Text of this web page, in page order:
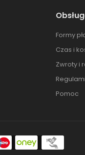
Formy
Czas i
Zwroty i
Pomoc